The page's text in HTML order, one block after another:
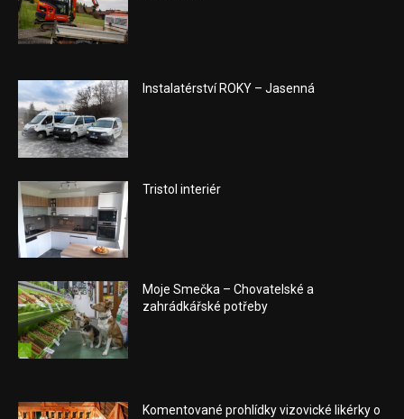
Instalatérství ROKY – Jasenná
Tristol interiér
Moje Smečka – Chovatelské a
zahrádkářské potřeby
Komentované prohlídky vizovické likérky o